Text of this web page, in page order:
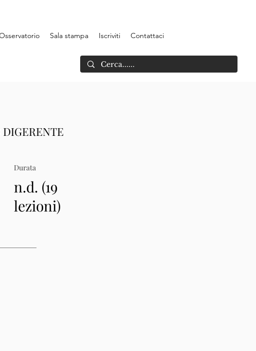
Sala stampa Iscriviti Contattaci
DIGERENTE
Durata
n.d. (19
lezioni)